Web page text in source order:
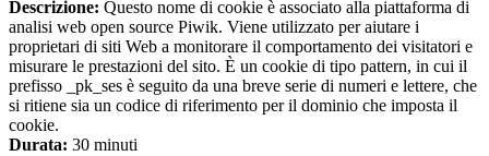
Descrizione: Questo nome di cookie è associato alla piattaforma di
analisi web open source Piwik. Viene utilizzato per aiutare i
proprietari di siti Web a monitorare il comportamento dei visitatori e
misurare le prestazioni del sito. È un cookie di tipo pattern, in cui il
prefisso _pk_ses è seguito da una breve serie di numeri e lettere, che
si ritiene sia un codice di riferimento per il dominio che imposta il
cookie.
Durata: 30 minuti